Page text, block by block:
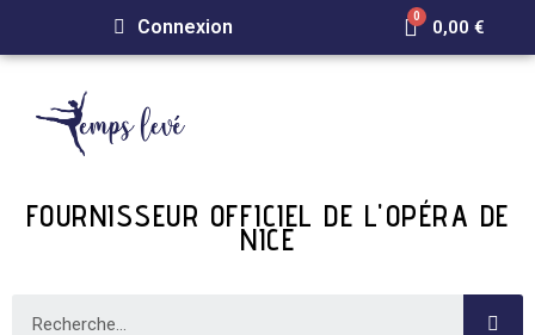
Connexion 0,00 €
FOURNISSEUR OFFICIEL DE L'OPÉRA DE
NICE